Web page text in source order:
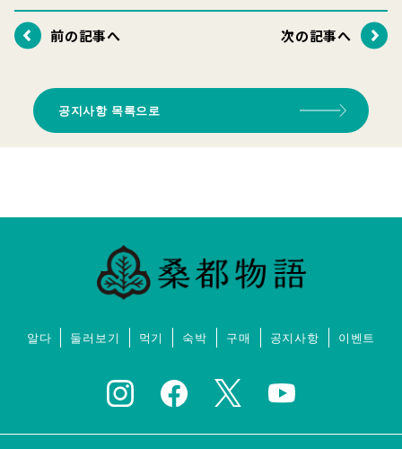
前の記事へ 次の記事へ
공지사항 목록으로
알다 둘러보기 먹기 숙박 구매 공지사항 이벤트